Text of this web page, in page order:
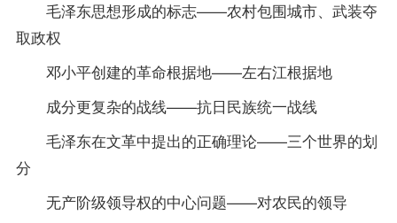
毛泽东思想形成的标志——农村包围城市、武装夺
取政权
邓小平创建的革命根据地——左右江根据地
成分更复杂的战线——抗日民族统一战线
毛泽东在文革中提出的正确理论——三个世界的划
分
无产阶级领导权的中心问题——对农民的领导